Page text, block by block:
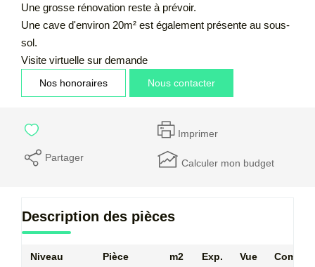
Une grosse rénovation reste à prévoir.
Une cave d'environ 20m² est également présente au sous-
sol.
Visite virtuelle sur demande
Nos honoraires Nous contacter
Imprimer
Partager Calculer mon budget
Description des pièces
Niveau Pièce m2 Exp. Vue